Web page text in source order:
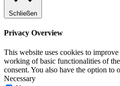
Schließen
Privacy Overview
This website uses cookies to
working of basic functionalities of
consent. You also have the option to
Necessary